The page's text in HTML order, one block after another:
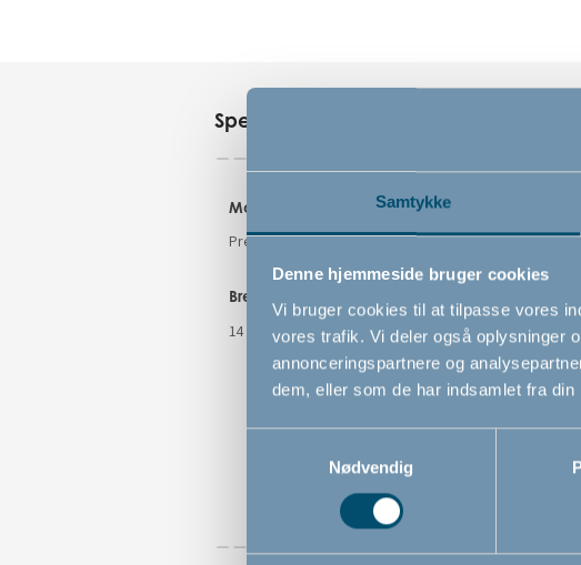
Samtykke
Denne hjemmeside bruger cookies
Vi bruger cookies til at tilpasse vores
vores trafik. Vi deler også oplysninger
annonceringspartnere og
dem, eller som de har indsamlet fra din
Nødvendig
Specifikationer
Monteringstype
Presmonteret
Højde
105 cm
Bredde
14 cm